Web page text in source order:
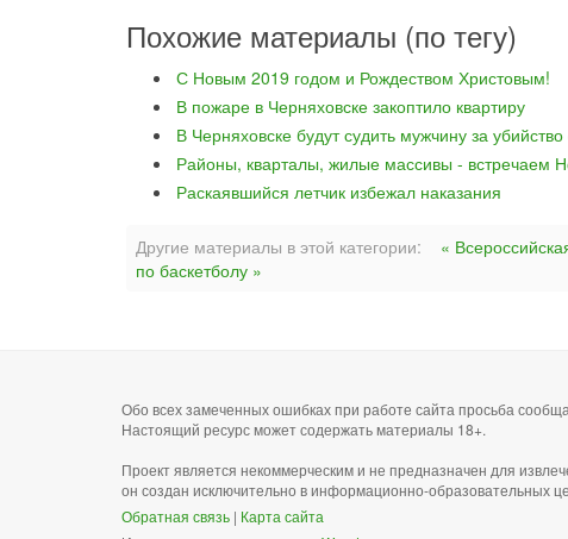
Похожие материалы (по тегу)
С Новым 2019 годом и Рождеством Христовым!
В пожаре в Черняховске закоптило квартиру
В Черняховске будут судить мужчину за
Районы, кварталы, жилые массивы - встречаем
Раскаявшийся летчик избежал наказания
Другие материалы в этой категории: «
по баскетболу »
Обо всех замеченных ошибках при работе сайта просьба
Настоящий ресурс может содержать материалы 18+.
Проект является некоммерческим и не предназначен для
он создан исключительно в информационно-образовательных
Обратная связь | Карта сайта